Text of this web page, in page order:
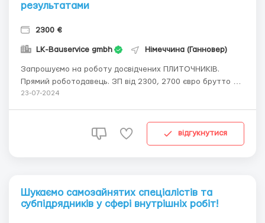
результатами
2300 €
LK-Bauservice gmbh Німеччина (Ганновер)
Запрошуємо на роботу досвідчених ПЛИТОЧНИКІВ.
Прямий роботодавець. ЗП від 2300, 2700 євро брутто на
місяць (14,50-17 євро брутто/година), премії за
Вільгельмсхафен, Геттінген. Тільки офіційне пр...
23-07-2024
відгукнутися
Шукаємо самозайнятих спеціалістів та
субпідрядників у сфері внутрішніх робіт!